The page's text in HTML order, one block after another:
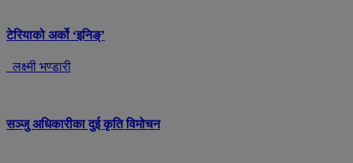
टेरियाको अर्को ‘इनिङ्’
लक्ष्मी भण्डारी
सञ्जु अधिकारीका दुई कृति विमोचन